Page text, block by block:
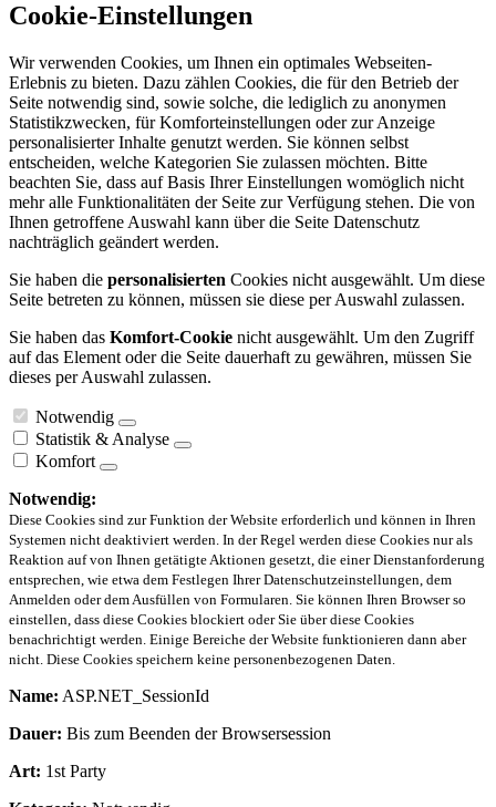
Cookie-Einstellungen
Wir verwenden Cookies, um Ihnen ein optimales Webseiten-
Erlebnis zu bieten. Dazu zählen Cookies, die für den Betrieb der
Seite notwendig sind, sowie solche, die lediglich zu anonymen
Statistikzwecken, für Komforteinstellungen oder zur Anzeige
personalisierter Inhalte genutzt werden. Sie können selbst
entscheiden, welche Kategorien Sie zulassen möchten. Bitte
beachten Sie, dass auf Basis Ihrer Einstellungen womöglich nicht
mehr alle Funktionalitäten der Seite zur Verfügung stehen. Die von
Ihnen getroffene Auswahl kann über die Seite Datenschutz
nachträglich geändert werden.
Sie haben die personalisierten Cookies nicht ausgewählt. Um diese
Seite betreten zu können, müssen sie diese per Auswahl zulassen.
Sie haben das Komfort-Cookie nicht ausgewählt. Um den Zugriff
auf das Element oder die Seite dauerhaft zu gewähren, müssen Sie
dieses per Auswahl zulassen.
Notwendig
Statistik & Analyse
Komfort
Notwendig:
Diese Cookies sind zur Funktion der Website erforderlich und können in Ihren
Systemen nicht deaktiviert werden. In der Regel werden diese Cookies nur als
Reaktion auf von Ihnen getätigte Aktionen gesetzt, die einer Dienstanforderung
entsprechen, wie etwa dem Festlegen Ihrer Datenschutzeinstellungen, dem
Anmelden oder dem Ausfüllen von Formularen. Sie können Ihren Browser so
einstellen, dass diese Cookies blockiert oder Sie über diese Cookies
benachrichtigt werden. Einige Bereiche der Website funktionieren dann aber
nicht. Diese Cookies speichern keine personenbezogenen Daten.
Name: ASP.NET_SessionId
Dauer: Bis zum Beenden der Browsersession
Art: 1st Party